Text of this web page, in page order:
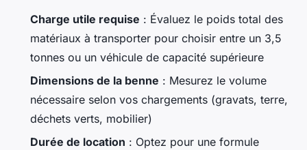
Charge utile requise : Évaluez le poids total des
matériaux à transporter pour choisir entre un 3,5
tonnes ou un véhicule de capacité supérieure
Dimensions de la benne : Mesurez le volume
nécessaire selon vos chargements (gravats, terre,
déchets verts, mobilier)
Durée de location : Optez pour une formule